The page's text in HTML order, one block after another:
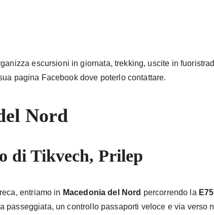
escursioni in giornata, trekking, uscite in
pagina Facebook dove poterlo contattare.
Nord
di Tikvech, Prilep
entriamo in Macedonia del Nord percorrendo la E75
passeggiata, un controllo passaporti veloce e via verso